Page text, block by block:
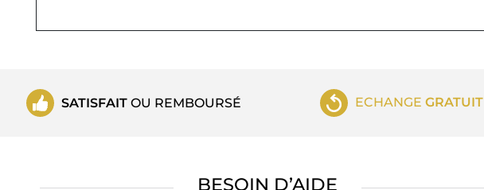
SATISFAIT OU REMBOURSÉ ECHANGE GRATUIT
BESOIN D’AIDE